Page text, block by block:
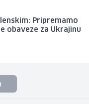
Pripremamo
obaveze za Ukrajinu